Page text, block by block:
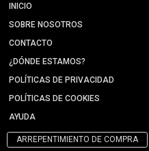
INICIO
SOBRE NOSOTROS
CONTACTO
¿DÓNDE ESTAMOS?
POLÍTICAS DE PRIVACIDAD
POLÍTICAS DE COOKIES
AYUDA
ARREPENTIMIENTO DE COMPRA